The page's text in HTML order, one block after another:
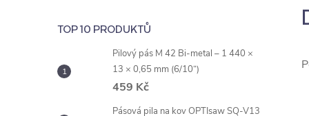
TOP 10 PRODUKTŮ
Pilový pás M 42 Bi-metal – 1 440 ×
13 × 0,65 mm (6/10“)
459 Kč
Pásová pila na kov OPTIsaw SQ-V13